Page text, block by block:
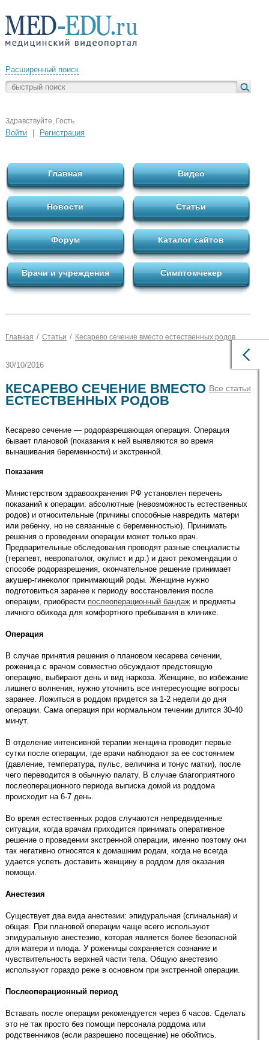
Расширенный поиск
Здравствуйте, Гость
Войти Регистрация
Главная Видео
Новости Статьи
Форум Каталог сайтов
Врачи и учреждения Симптомчекер
Главная / Статьи / Кесарево сечение вместо естественных родов
30/10/2016
Все статьи
КЕСАРЕВО СЕЧЕНИЕ ВМЕСТО
ЕСТЕСТВЕННЫХ РОДОВ
Кесарево сечение — родоразрешающая операция. Операция
бывает плановой (показания к ней выявляются во время
вынашивания беременности) и экстренной.
Показания
Министерством здравоохранения РФ установлен перечень
показаний к операции: абсолютные (невозможность естественных
родов) и относительные (причины способные навредить матери
или ребенку, но не связанные с беременностью). Принимать
решения о проведении операции может только врач.
Предварительные обследования проводят разные специалисты
(терапевт, невропатолог, окулист и др.) и дают рекомендации о
способе родоразрешения, окончательное решение принимает
акушер-гинеколог принимающий роды. Женщине нужно
подготовиться заранее к периоду восстановления после
операции, приобрести послеоперационный бандаж и предметы
личного обихода для комфортного пребывания в клинике.
Операция
В случае принятия решения о плановом кесарева сечении,
роженица с врачом совместно обсуждают предстоящую
операцию, выбирают день и вид наркоза. Женщине, во избежание
лишнего волнения, нужно уточнить все интересующие вопросы
заранее. Ложиться в роддом придется за 1-2 недели до дня
операции. Сама операция при нормальном течении длится 30-40
минут.
В отделение интенсивной терапии женщина проводит первые
сутки после операции, где врачи наблюдают за ее состоянием
(давление, температура, пульс, величина и тонус матки), после
чего переводится в обычную палату. В случае благоприятного
послеоперационного периода выписка домой из роддома
происходит на 6-7 день.
Во время естественных родов случаются непредвиденные
ситуации, когда врачам приходится принимать оперативное
решение о проведении экстренной операции, именно поэтому они
так негативно относятся к домашним родам, когда не всегда
удается успеть доставить женщину в роддом для оказания
помощи.
Анестезия
Существует два вида анестезии: эпидуральная (спинальная) и
общая. При плановой операции чаще всего используют
эпидуральную анестезию, которая является более безопасной
для матери и плода. У роженицы сохраняется сознание и
чувствительность верхней части тела. Общую анестезию
используют гораздо реже в основном при экстренной операции.
Послеоперационный период
Вставать после операции рекомендуется через 6 часов. Сделать
это не так просто без помощи персонала роддома или
родственников (если разрешено посещение) не обойтись.